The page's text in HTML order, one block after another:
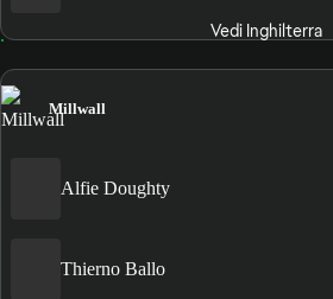
Vedi Inghilterra
Millwall
Alfie Doughty
Thierno Ballo